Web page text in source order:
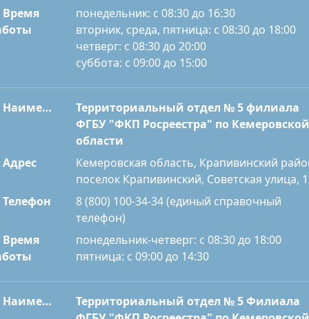
Время
понедельник: с 08:30 до 16:30
вторник, среда, пятница: с 08:30 до 18:00
четверг: с 08:30 до 20:00
суббота: с 09:00 до 15:00
Наименование
Территориальный отдел № 5 филиала
ФГБУ "ФКП Росреестра" по Кемеровской
области
Адрес
Кемеровская область, Крапивинский
поселок Крапивинский, Советская улица,
Телефон
8 (800) 100-34-34 (единый справочный
телефон)
Время
понедельник-четверг: с 08:30 до 18:00
пятница: с 09:00 до 14:30
Наименование
Территориальный отдел № 5 Филиала